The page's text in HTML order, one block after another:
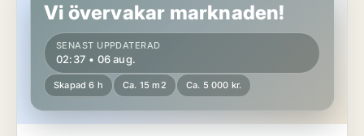
Vi övervakar marknaden!
SENAST UPPDATERAD
02:37 • 06 aug.
Skapad 6 h Ca. 15 m2 Ca. 5 000 kr.